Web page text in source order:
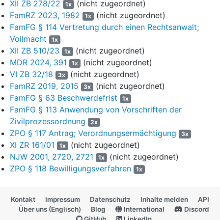
4 1. Die Rechtsbeschwerde ist nach§ 117 Abs. 1 Satz 4
FamFG iVm §§ 574 Abs. 1 Nr. 1, 522 Abs. 1 Satz 4 ZPO
statthaft und auch im Übrigen gemäß
zulässig. Die Sicherung einer einheitlichen Rechtsprechung
erfordert eine Entscheidung des Rechtsbeschwerdegerichts.
Das Beschwerdegericht hat durch seinen Beschluss das
Verfahrensgrundrecht des Antragstellers auf Gewährung
wirkungsvollen Rechtsschutzes (Art. 2 Abs. 1 GG
Rechtsstaatsprinzip) verletzt, das den Gerichten verbietet, den
Beteiligten den Zugang zu einer in der Verfahrensordnung
eingeräumten Instanz in unzumutbarer, aus Sachgründen nicht
zu rechtfertigender Weise zu erschweren (vgl.
Senatsbeschluss vom 23. August 2023 -
FamRZ 2023, 1982 Rn. 6 mwN).
Antragstellers nicht mit der Begründung als unzulässig
verwerfen dürfen, dass diese entgegen§ 114 FamFGnicht von
XII ZB 278/22 1x (nicht zugeordnet)
FamRZ 2023, 1982
1x (nicht zugeordnet)
FamFG § 114 Vertretung durch einen Rechtsanwalt;
Vollmacht
1x
XII ZB 510/23 1x (nicht zugeordnet)
MDR 2024, 391
1x (nicht zugeordnet)
VI ZB 32/18
3x (nicht zugeordnet)
FamRZ 2019, 2015
3x (nicht zugeordnet)
FamFG § 63 Beschwerdefrist
1x
FamFG § 113 Anwendung von Vorschriften der
Zivilprozessordnung
2x
ZPO § 117 Antrag; Verordnungsermächtigung 3x
XI ZR 161/01 1x (nicht zugeordnet)
NJW 2001, 2720, 2721
1x (nicht zugeordnet)
ZPO § 118 Bewilligungsverfahren
1x
Kontakt Impressum Datenschutz Inhalte melden
API
Über uns (Englisch)
Blog International
Discord